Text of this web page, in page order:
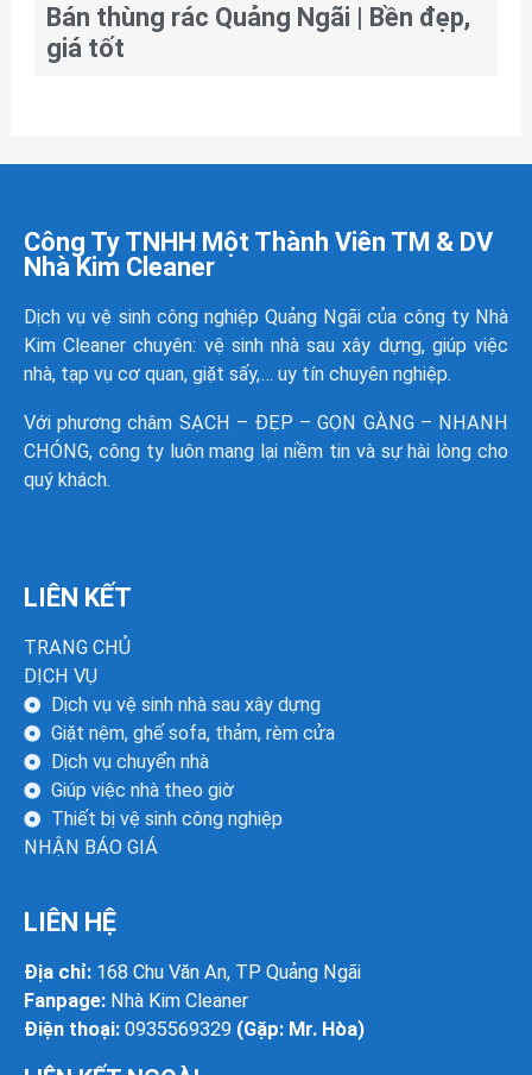
Bán thùng rác Quảng Ngãi | Bền đẹp,
giá tốt
Công Ty TNHH Một Thành Viên TM & DV
Nhà Kim Cleaner
Dịch vụ vệ sinh công nghiệp Quảng Ngãi của công ty Nhà
Kim Cleaner chuyên: vệ sinh nhà sau xây dựng, giúp việc
nhà, tạp vụ cơ quan, giặt sấy,… uy tín chuyên nghiệp.
Với phương châm SẠCH – ĐẸP – GỌN GÀNG – NHANH
CHÓNG, công ty luôn mang lại niềm tin và sự hài lòng cho
quý khách.
LIÊN KẾT
TRANG CHỦ
DỊCH VỤ
Dịch vụ vệ sinh nhà sau xây dựng
Giặt nệm, ghế sofa, thảm, rèm cửa
Dịch vụ chuyển nhà
Giúp việc nhà theo giờ
Thiết bị vệ sinh công nghiệp
NHẬN BÁO GIÁ
LIÊN HỆ
Địa chỉ: 168 Chu Văn An, TP Quảng Ngãi
Fanpage: Nhà Kim Cleaner
Điện thoại: 0935569329 (Gặp: Mr. Hòa)